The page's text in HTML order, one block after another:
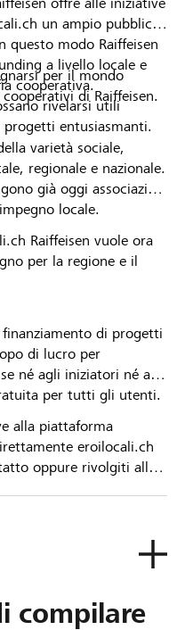
un ampio pubblico
questo modo Raiffeisen
a livello locale e
cooperativa.
rivelarsi utili
entusiasmanti.
per il mondo
di Raiffeisen.
varietà sociale,
regionale e nazionale.
già oggi associazioni
locale.
Raiffeisen vuole ora
per la regione e il
di progetti
di lucro per
né agli iniziatori né ai
per tutti gli utenti.
alla piattaforma
eroilocali.ch
oppure rivolgiti alla
compilare